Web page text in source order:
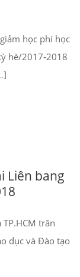
học phí học
hè/2017-2018
Liên bang
trân
dục và Đào tạo